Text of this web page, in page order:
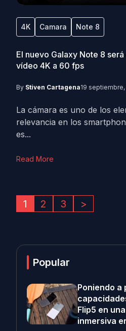
4K Camara Note 8
El nuevo Galaxy Note 8
vídeo 4K a 60 fps
By Stiven Cartagena19 septiembre,
La cámara es uno de los
relevancia en los
es...
Read More
1 2 3 >
Popular
Poniendo a
Flip5 en
inmersiva